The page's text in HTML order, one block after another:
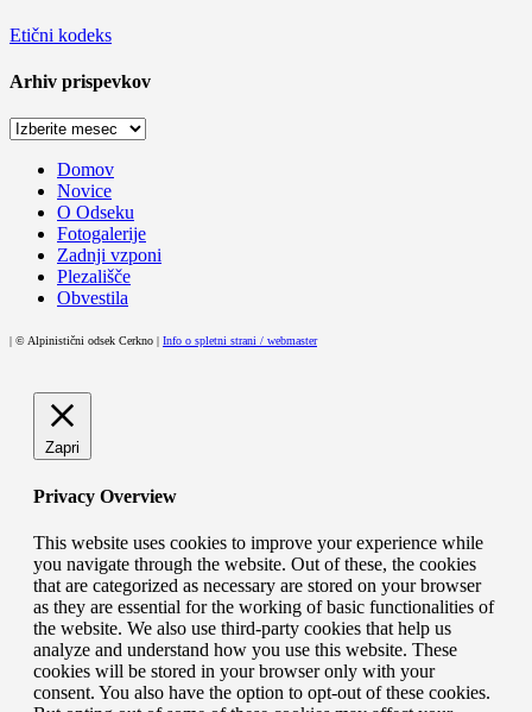
Etični kodeks
Arhiv prispevkov
Arhiv
Domov
Novice
O Odseku
Fotogalerije
Zadnji vzponi
Plezališče
Obvestila
| © Alpinistični odsek Cerkno | Info o spletni strani / webmaster
Zapri
Privacy Overview
This website uses cookies to improve your experience while
you navigate through the website. Out of these, the cookies
that are categorized as necessary are stored on your browser
as they are essential for the working of basic functionalities of
the website. We also use third-party cookies that help us
analyze and understand how you use this website. These
cookies will be stored in your browser only with your
consent. You also have the option to opt-out of these cookies.